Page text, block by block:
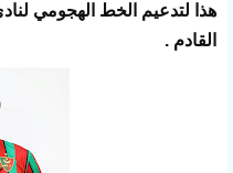
هذا لتدعيم الخط الهجومي
القادم .